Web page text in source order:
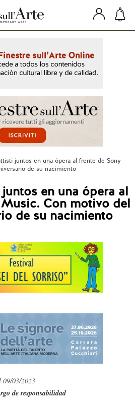
juntos en una ópera al frente de Sony
de su nacimiento
en una ópera al
Con motivo del
de su nacimiento
09/03/2023
de responsabilidad